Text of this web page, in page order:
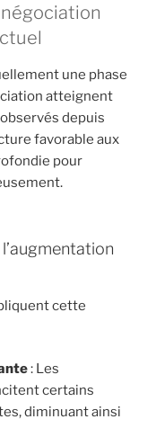
négociation
une phase
atteignent
depuis
favorable aux
pour
cette
: Les
certains
diminuant ainsi